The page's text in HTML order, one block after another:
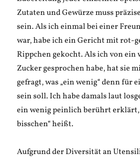
Zutaten und Gewürze muss
sein. Als ich einmal bei einer
war, habe ich ein Gericht mit rot-
Rippchen gekocht. Als ich von ein
Zucker gesprochen habe, hat sie
gefragt, was „ein wenig“ denn für
sein soll. Ich habe damals laut
ein wenig peinlich berührt erklärt,
bisschen“ heißt.
Aufgrund der Diversität an